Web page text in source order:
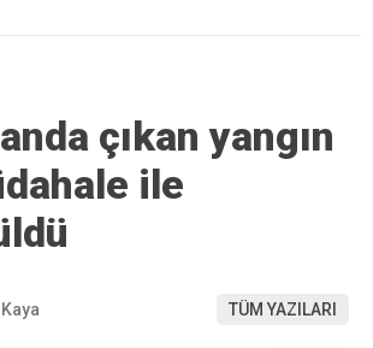
çıkan yangın
ile
TÜM YAZILARI